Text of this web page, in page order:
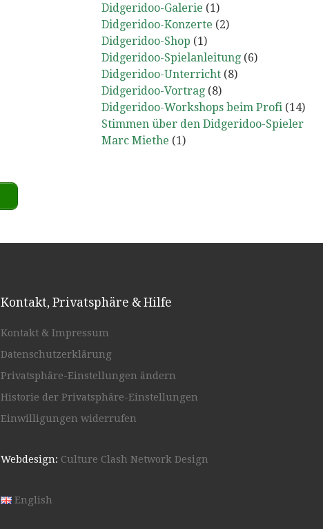
Didgeridoo-Galerie (1)
Didgeridoo-Konzerte (2)
Didgeridoo-Shop (1)
Didgeridoo-Spielanleitung (6)
Didgeridoo-Unterricht (8)
Didgeridoo-Vortrag (8)
Didgeridoo-Workshops beim Profi (14)
Stimmen über den Didgeridoo-Spieler
Marc Miethe (1)
Kontakt, Privatsphäre & Hilfe
Kontakt & Impressum
Datenschutzerklärung
Privatsphäre-Einstellungen ändern
Historie der Privatsphäre-Einstellungen
Einwilligungen widerrufen
Webdesign: Culture Clash Network Design
English